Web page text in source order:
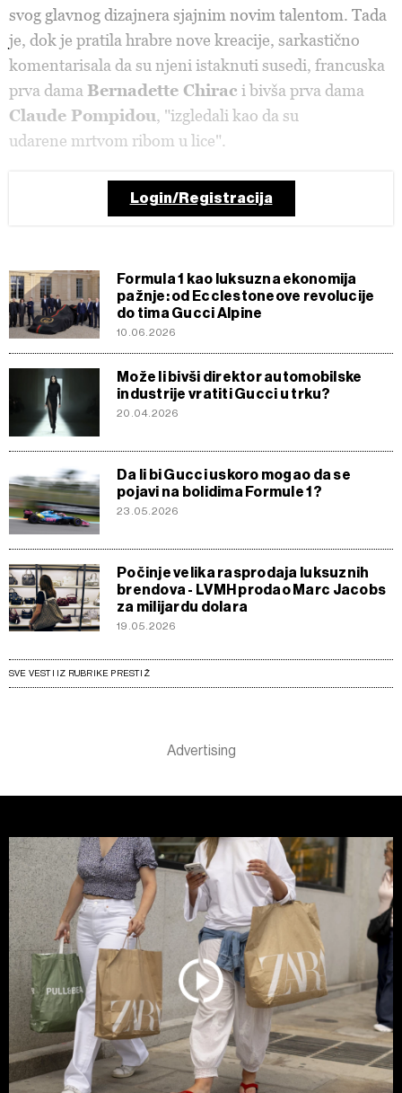
svog glavnog dizajnera sjajnim novim talentom. Tada
je, dok je pratila hrabre nove kreacije, sarkastično
komentarisala da su njeni istaknuti susedi, francuska
prva dama Bernadette Chirac i bivša prva dama
Claude Pompidou, "izgledali kao da su
udarene mrtvom ribom u lice".
Login/Registracija
Formula 1 kao luksuzna ekonomija
pažnje: od Ecclestoneove revolucije
do tima Gucci Alpine
10.06.2026
Može li bivši direktor automobilske
industrije vratiti Gucci u trku?
20.04.2026
Da li bi Gucci uskoro mogao da se
pojavi na bolidima Formule 1?
23.05.2026
Počinje velika rasprodaja luksuznih
brendova - LVMH prodao Marc Jacobs
za milijardu dolara
19.05.2026
SVE VESTI IZ RUBRIKE PRESTIŽ